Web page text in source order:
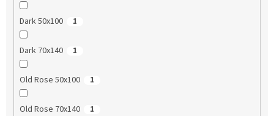
Dark 50x100 1
Dark 70x140 1
Old Rose 50x100 1
Old Rose 70x140 1